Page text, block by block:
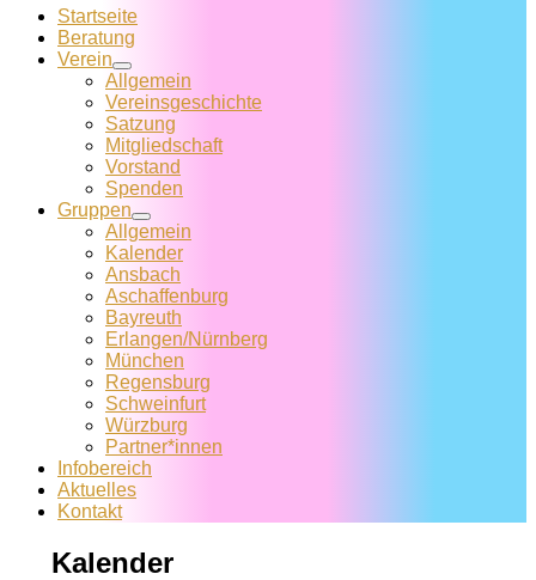
Startseite
Beratung
Verein
Allgemein
Vereins­geschichte
Satzung
Mitglied­schaft
Vorstand
Spenden
Gruppen
Allgemein
Kalender
Ansbach
Aschaffenburg
Bayreuth
Erlangen/Nürnberg
München
Regensburg
Schweinfurt
Würzburg
Partner*innen
Infobereich
Aktuelles
Kontakt
Kalender